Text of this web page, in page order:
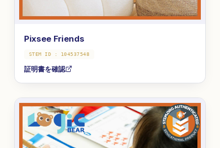
Pixsee Friends
STEM ID : 104537548
証明書を確認